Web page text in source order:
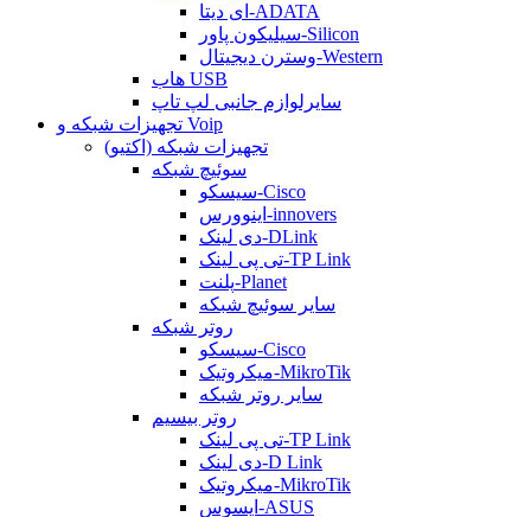
ای دیتا-ADATA
سیلیکون پاور-Silicon
وسترن دیجیتال-Western
هاب USB
سایرلوازم جانبی لپ تاپ
تجهیزات شبکه و Voip
تجهیزات شبکه (اکتیو)
سوئیچ شبکه
سیسکو-Cisco
اینوورس-innovers
دی لینک-DLink
تی پی لینک-TP Link
پلنت-Planet
سایر سوئیچ شبکه
روتر شبکه
سیسکو-Cisco
میکروتیک-MikroTik
سایر روتر شبکه
روتر بیسیم
تی پی لینک-TP Link
دی لینک-D Link
میکروتیک-MikroTik
ایسوس-ASUS